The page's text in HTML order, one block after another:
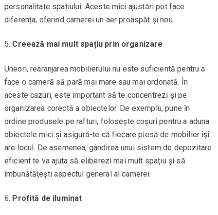
personalitate spațiului. Aceste mici ajustări pot face
diferența, oferind camerei un aer proaspăt și nou.
Creează mai mult spațiu prin organizare
Uneori, rearanjarea mobilierului nu este suficientă pentru a
face o cameră să pară mai mare sau mai ordonată. În
aceste cazuri, este important să te concentrezi și pe
organizarea corectă a obiectelor. De exemplu, pune în
ordine produsele pe rafturi, folosește coșuri pentru a aduna
obiectele mici și asigură-te că fiecare piesă de mobilier își
are locul. De asemenea, gândirea unui sistem de depozitare
eficient te va ajuta să eliberezi mai mult spațiu și să
îmbunătățești aspectul general al camerei.
Profită de iluminat